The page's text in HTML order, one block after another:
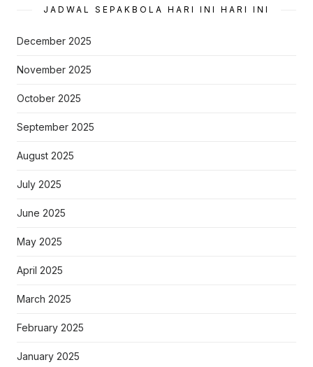
JADWAL SEPAKBOLA HARI INI HARI INI
December 2025
November 2025
October 2025
September 2025
August 2025
July 2025
June 2025
May 2025
April 2025
March 2025
February 2025
January 2025